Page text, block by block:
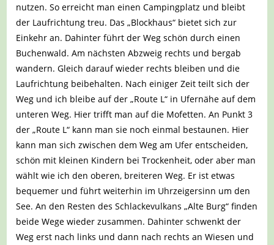
nutzen. So erreicht man einen Campingplatz und bleibt
der Laufrichtung treu. Das „Blockhaus“ bietet sich zur
Einkehr an. Dahinter führt der Weg schön durch einen
Buchenwald. Am nächsten Abzweig rechts und bergab
wandern. Gleich darauf wieder rechts bleiben und die
Laufrichtung beibehalten. Nach einiger Zeit teilt sich der
Weg und ich bleibe auf der „Route L“ in Ufernähe auf dem
unteren Weg. Hier trifft man auf die Mofetten. An Punkt 3
der „Route L“ kann man sie noch einmal bestaunen. Hier
kann man sich zwischen dem Weg am Ufer entscheiden,
schön mit kleinen Kindern bei Trockenheit, oder aber man
wählt wie ich den oberen, breiteren Weg. Er ist etwas
bequemer und führt weiterhin im Uhrzeigersinn um den
See. An den Resten des Schlackevulkans „Alte Burg“ finden
beide Wege wieder zusammen. Dahinter schwenkt der
Weg erst nach links und dann nach rechts an Wiesen und